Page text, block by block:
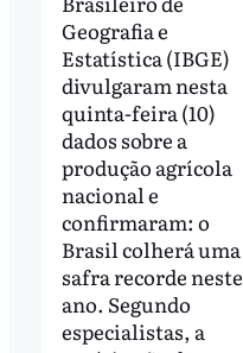
Geografia e
Estatística (IBGE)
divulgaram nesta
quinta-feira (10)
dados sobre a
produção agrícola
nacional e
confirmaram: o
Brasil colherá uma
safra recorde neste
ano. Segundo
especialistas, a